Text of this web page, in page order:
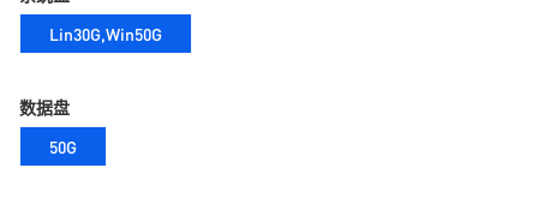
Lin30G,Win50G
数据盘
50G